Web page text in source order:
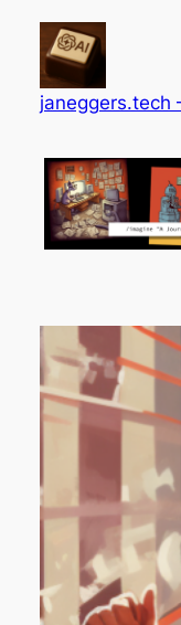
springen
janeggers.tech